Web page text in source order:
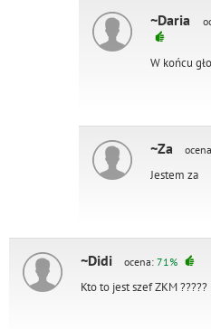
~Daria
W końcu
~Za
Jestem za
~Didi ocena: 71%
Kto to jest szef ZKM